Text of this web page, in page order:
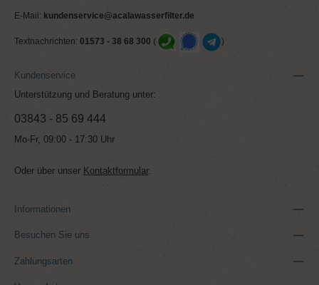
E-Mail: kundenservice@acalawasserfilter.de
Textnachrichten: 01573 - 38 68 300 ( )
Informationen
Kundenservice
Unterstützung und Beratung unter:
03843 - 85 69 444
Mo-Fr, 09:00 - 17:30 Uhr
Oder über unser Kontaktformular.
Besuchen Sie uns
Zahlungsarten